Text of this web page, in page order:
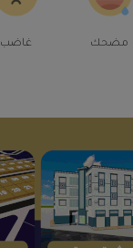
مضحك غاضب